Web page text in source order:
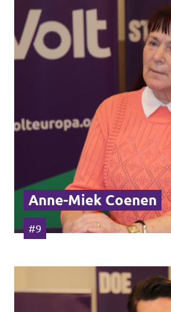
Anne-Miek Coenen
#9